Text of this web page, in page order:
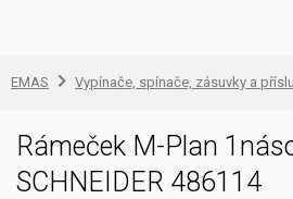
EMAS Vypínače, spínače, zásuvky a
Rámeček M-Plan
SCHNEIDER 486114